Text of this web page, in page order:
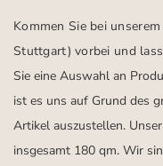
Kommen Sie bei unserem
Stuttgart) vorbei und
Sie eine Auswahl an
ist es uns auf Grund des
Artikel auszustellen.
insgesamt 180 qm. Wir